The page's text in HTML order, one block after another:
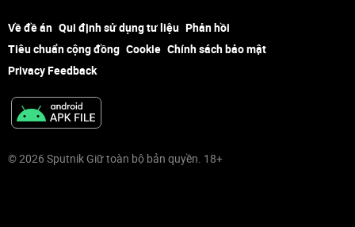
Về đề án Qui định sử dụng tư liệu Phản hồi
Tiêu chuẩn cộng đồng Cookie Chính sách bảo mật
Privacy Feedback
© 2026 Sputnik Giữ toàn bộ bản quyền. 18+